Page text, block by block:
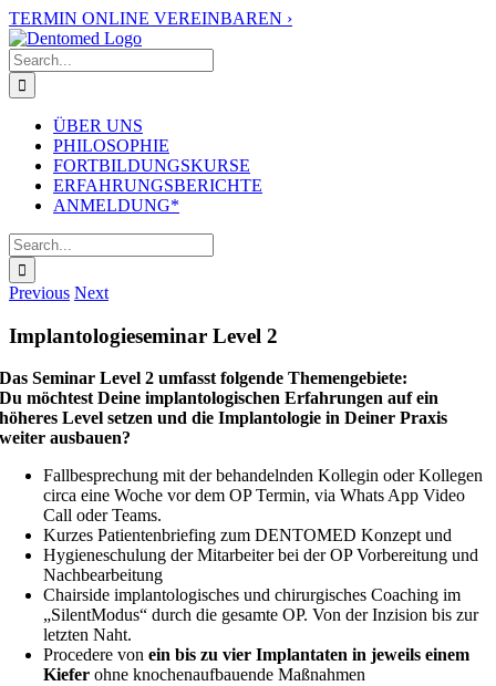
Skip
to
content
TERMIN ONLINE VEREINBAREN ›
Search
for:
ÜBER UNS
PHILOSOPHIE
FORTBILDUNGSKURSE
ERFAHRUNGSBERICHTE
ANMELDUNG*
Search
for:
Previous Next
Implantologieseminar Level 2
Das Seminar Level 2 umfasst folgende Themengebiete:
Du möchtest Deine implantologischen Erfahrungen auf ein
höheres Level setzen und die Implantologie in Deiner Praxis
weiter ausbauen?
Fallbesprechung mit der behandelnden Kollegin oder Kollegen
circa eine Woche vor dem OP Termin, via Whats App Video
Call oder Teams.
Kurzes Patientenbriefing zum DENTOMED Konzept und
Hygieneschulung der Mitarbeiter bei der OP Vorbereitung und
Nachbearbeitung
Chairside implantologisches und chirurgisches Coaching im
„SilentModus“ durch die gesamte OP. Von der Inzision bis zur
letzten Naht.
Procedere vonein bis zu vier Implantaten in jeweils einem
Kiefer ohne knochenaufbauende Maßnahmen